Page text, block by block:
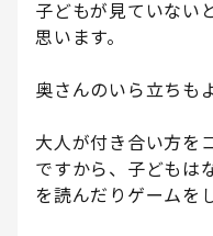
子どもが見ていない
思います。
奥さんのいら立ちも
大人が付き合い方を
ですから、子どもは
を読んだりゲームを